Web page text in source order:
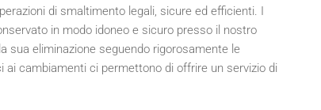
di smaltimento legali, sicure ed efficienti. I
in modo idoneo e sicuro presso il nostro
sua eliminazione seguendo rigorosamente le
cambiamenti ci permettono di offrire un servizio di